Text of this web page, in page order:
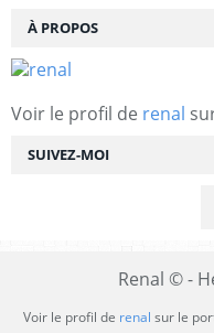
SUIVEZ-MOI
À PROPOS
Voir le profil de renal
Renal © -
Voir le profil de renal sur le